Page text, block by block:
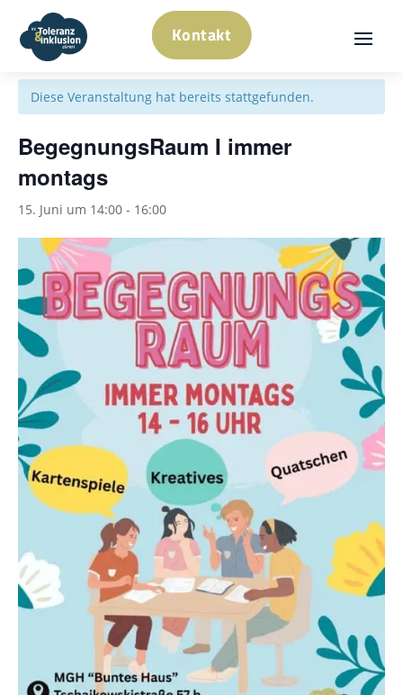
Kontakt
« Alle Veranstaltungen
Diese Veranstaltung hat bereits stattgefunden.
BegegnungsRaum I immer
montags
15. Juni um 14:00 - 16:00